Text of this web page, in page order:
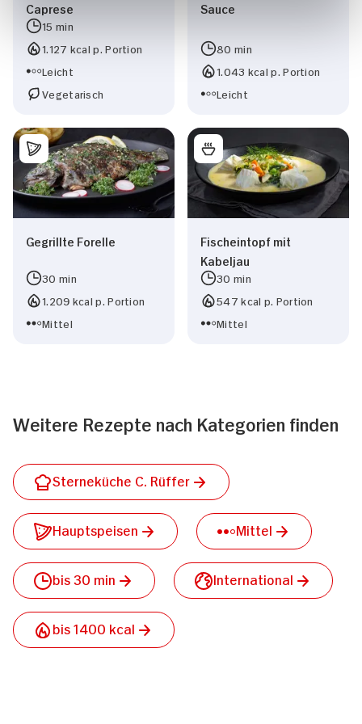
Caprese
15 min
1.127 kcal p. Portion
Leicht
Vegetarisch
Sauce
80 min
1.043 kcal p. Portion
Leicht
Gegrillte Forelle
30 min
1.209 kcal p. Portion
Mittel
Fischeintopf mit
Kabeljau
30 min
547 kcal p. Portion
Mittel
Weitere Rezepte nach Kategorien finden
Sterneküche C. Rüffer
Hauptspeisen Mittel
bis 30 min International
bis 1400 kcal